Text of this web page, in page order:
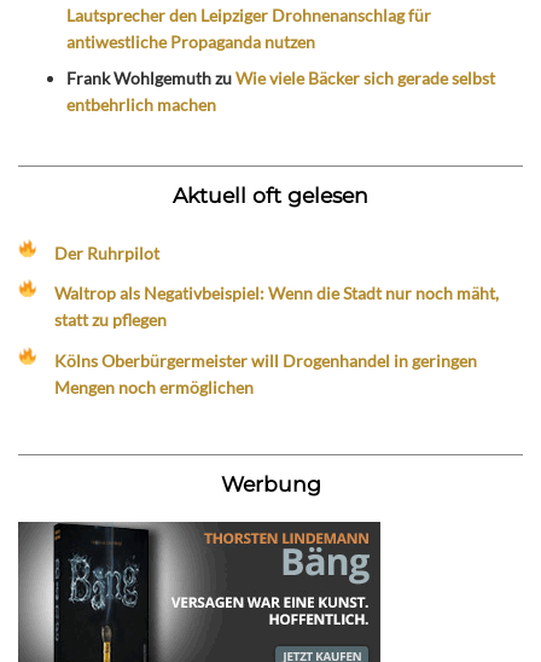
Lautsprecher den Leipziger Drohnenanschlag für
antiwestliche Propaganda nutzen
Frank WohlgemuthzuWie viele Bäcker sich gerade selbst
entbehrlich machen
Aktuell oft gelesen
Der Ruhrpilot
Waltrop als Negativbeispiel: Wenn die Stadt nur noch mäht,
statt zu pflegen
Kölns Oberbürgermeister will Drogenhandel in geringen
Mengen noch ermöglichen
Werbung